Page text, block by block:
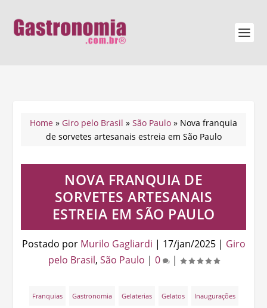
Home » Giro pelo Brasil » São Paulo » Nova franquia
de sorvetes artesanais estreia em São Paulo
NOVA FRANQUIA DE
SORVETES ARTESANAIS
ESTREIA EM SÃO PAULO
Postado por Murilo Gagliardi | 17/jan/2025| Giro
pelo Brasil, São Paulo | 0 |
Franquias Gastronomia Gelaterias Gelatos Inaugurações